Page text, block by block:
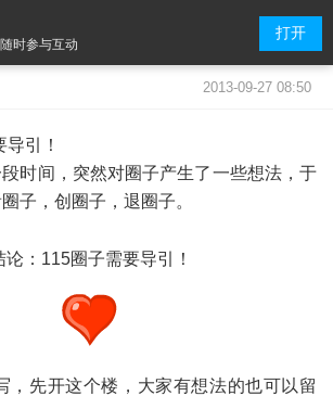
时参与互动
打开
2013-09-27 08:50
引！
间，突然对圈子产生了一些想法，于
子，创圈子，退圈子。
115圈子需要导引！
先开这个楼，大家有想法的也可以留